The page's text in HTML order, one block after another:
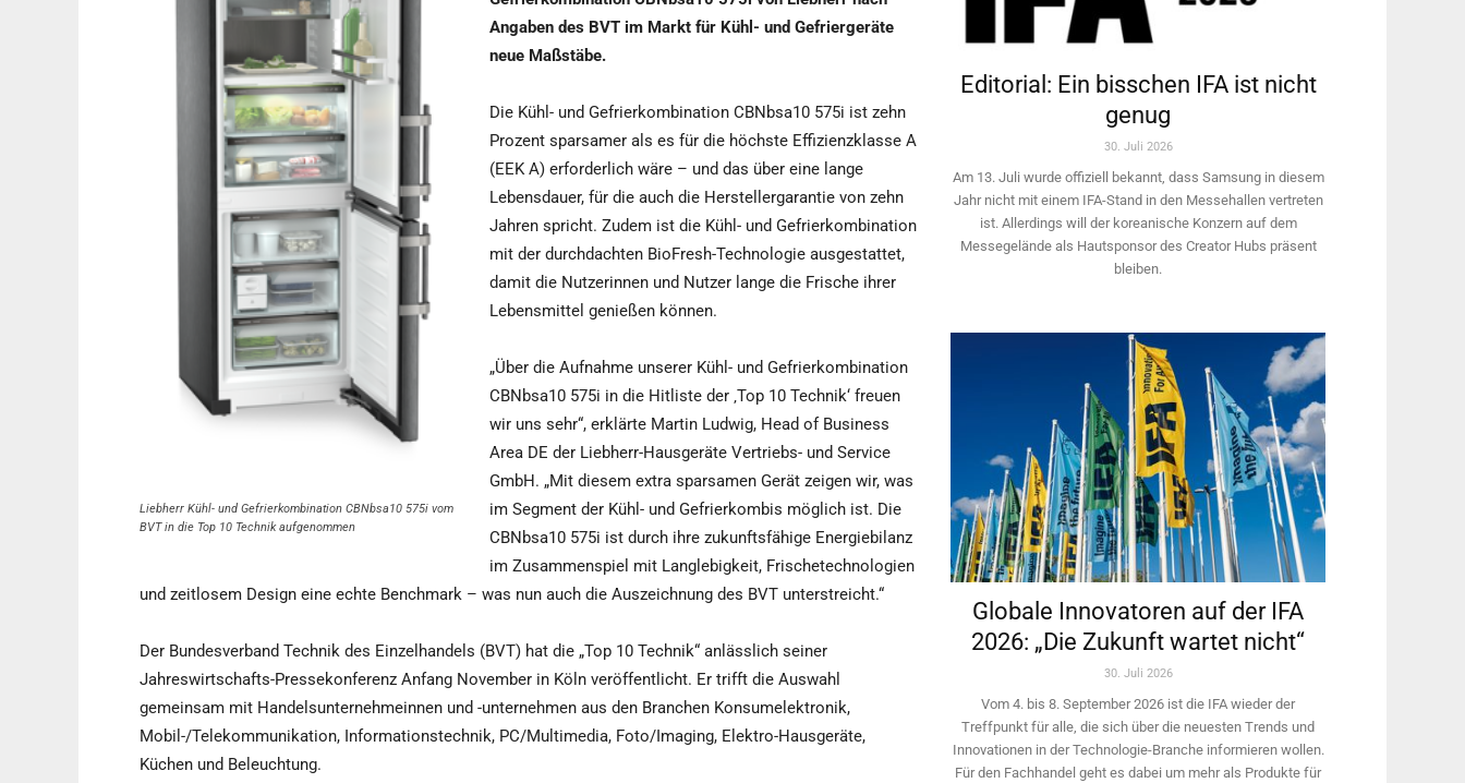
Liebherr Kühl- und Gefrierkombination CBNbsa10 575i vom
BVT in die Top 10 Technik aufgenommen
Angaben des BVT im Markt für Kühl- und Gefriergeräte
neue Maßstäbe.
Die Kühl- und Gefrierkombination CBNbsa10 575i ist zehn
Prozent sparsamer als es für die höchste Effizienzklasse A
(EEK A) erforderlich wäre – und das über eine lange
Lebensdauer, für die auch die Herstellergarantie von zehn
Jahren spricht. Zudem ist die Kühl- und Gefrierkombination
mit der durchdachten BioFresh-Technologie ausgestattet,
damit die Nutzerinnen und Nutzer lange die Frische ihrer
Lebensmittel genießen können.
„Über die Aufnahme unserer Kühl- und Gefrierkombination
CBNbsa10 575i in die Hitliste der ‚Top 10 Technik‘ freuen
wir uns sehr“, erklärte Martin Ludwig, Head of Business
Area DE der Liebherr-Hausgeräte Vertriebs- und Service
GmbH. „Mit diesem extra sparsamen Gerät zeigen wir, was
im Segment der Kühl- und Gefrierkombis möglich ist. Die
CBNbsa10 575i ist durch ihre zukunftsfähige Energiebilanz
im Zusammenspiel mit Langlebigkeit, Frischetechnologien
und zeitlosem Design eine echte Benchmark – was nun auch die Auszeichnung des BVT unterstreicht.“
Der Bundesverband Technik des Einzelhandels (BVT) hat die „Top 10 Technik“ anlässlich seiner
Jahreswirtschafts-Pressekonferenz Anfang November in Köln veröffentlicht. Er trifft die Auswahl
gemeinsam mit Handelsunternehmeinnen und -unternehmen aus den Branchen Konsumelektronik,
Mobil-/Telekommunikation, Informationstechnik, PC/Multimedia, Foto/Imaging, Elektro-Hausgeräte,
Küchen und Beleuchtung.
Editorial: Ein bisschen IFA ist nicht
genug
30. Juli 2026
Am 13. Juli wurde offiziell bekannt, dass Samsung in diesem
Jahr nicht mit einem IFA-Stand in den Messehallen vertreten
ist. Allerdings will ­der koreanische Konzern auf dem
Messegelände als Hautsponsor des Creator Hubs präsent
bleiben.
Globale Innovatoren auf der IFA
2026: „Die Zukunft wartet nicht“
30. Juli 2026
Vom 4. bis 8. September 2026 ist die IFA wieder der
Treffpunkt für alle, die sich über die neuesten Trends und
Innovationen in der Technologie-­Branche informieren wollen.
Für den Fachhandel geht es dabei um mehr als Produkte für